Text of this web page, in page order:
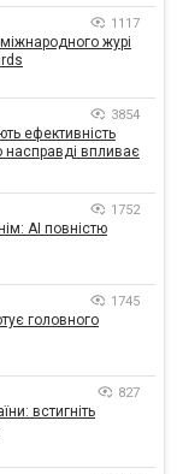
1117
журі
3854
ефективність
впливає
1752
AI повністю
1745
головного
827
встигніть